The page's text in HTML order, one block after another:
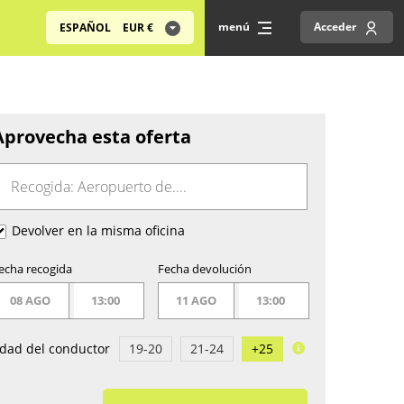
menú Acceder
ESPAÑOL EUR€
esta oferta
Devolver en la misma oficina
recogida
08 AGO
13:00
Fecha devolución
11 AGO
13:00
del conductor 19-20 21-24 +25